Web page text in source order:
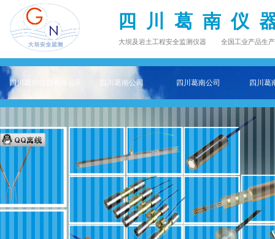
四 川 葛 南 仪
大坝及岩土工程安全监测仪器 全国工业产品生产
四川葛南仪器有限公司——专注大坝及岩土工程安全监测仪器主页
四川葛南公司 四川葛南公司 四川葛